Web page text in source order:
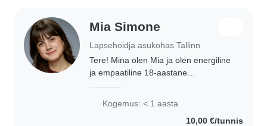
Mia Simone
Lapsehoidja asukohas Tallinn
Tere! Mina olen Mia ja olen energiline
ja empaatiline 18-aastane
erinevates vanusegruppides, alates
Kogemus: < 1 aasta
10,00 €/tunnis